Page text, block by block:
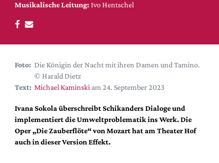
DdB-map
Kalender
Premierensuche
Festival-Planer
Hefte
Alle Hefte
Leseproben
Podcast
Service
Musikalische Leitung: Ivo Hentschel
Foto: Die Königin der Nacht mit ihren Damen und Tamino.
© Harald Dietz
Text: Michael Kaminski am 24. September 2023
Ivana Sokola überschreibt Schikanders Dialoge und
implementiert die Umweltproblematik ins Werk. Die
Oper „Die Zauberflöte“ von Mozart hat am Theater Hof
auch in dieser Version Effekt.